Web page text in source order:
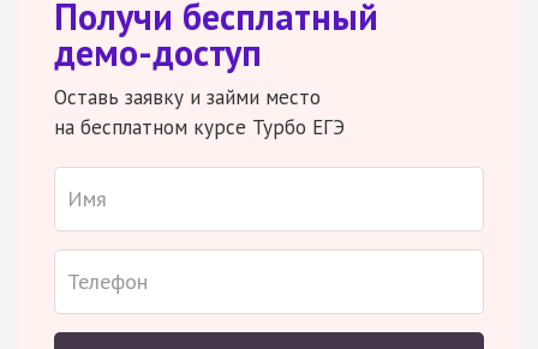
Получи бесплатный
демо-доступ
Оставь заявку и займи место
на бесплатном курсе Турбо ЕГЭ